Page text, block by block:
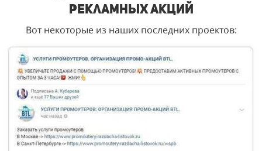
рекламных акций
Вот некоторые из наших последних проектов: